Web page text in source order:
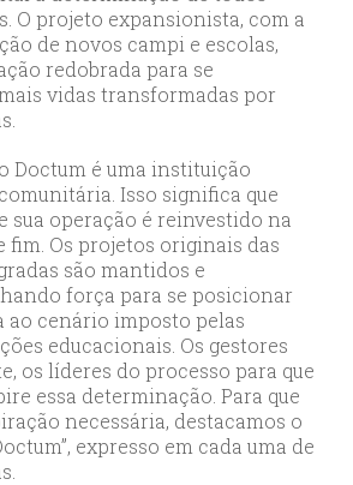
O projeto expansionista, com a
de novos campi e escolas,
redobrada para se
vidas transformadas por
Doctum é uma instituição
Isso significa que
sua operação é reinvestido na
Os projetos originais das
são mantidos e
força para se posicionar
cenário imposto pelas
educacionais. Os gestores
os líderes do processo para que
essa determinação. Para que
necessária, destacamos o
expresso em cada uma de